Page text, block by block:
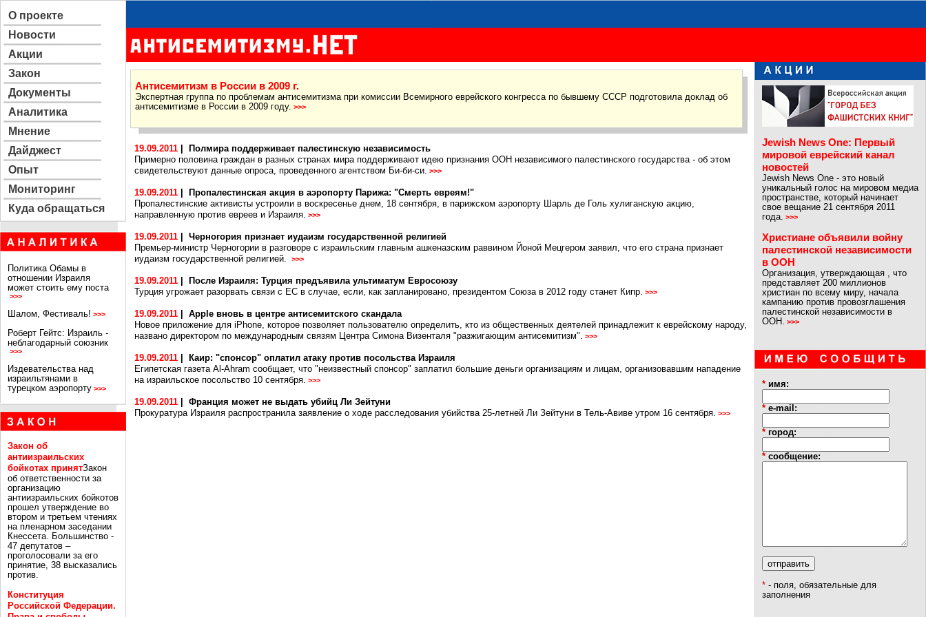
О проекте
Новости
Акции
Закон
Документы
Аналитика
Мнение
Дайджест
Опыт
Мониторинг
Куда обращаться
Политика Обамы в
отношении Израиля
может стоить ему поста
>>>
Шалом, Фестиваль! >>>
Роберт Гейтс: Израиль -
неблагодарный союзник
>>>
Издевательства над
израильтянами в
турецком аэропорту >>>
Закон об
антиизраильских
бойкотах принятЗакон
об ответственности за
организацию
антиизраильских бойкотов
прошел утверждение во
втором и третьем чтениях
на пленарном заседании
Кнессета. Большинство -
47 депутатов –
проголосовали за его
принятие, 38 высказались
против.
Конституция
Российской Федерации.
Антисемитизм в России в 2009 г.
Экспертная группа по проблемам антисемитизма при комиссии Всемирного еврейского конгресса по бывшему СССР подготовила доклад об
антисемитизме в России в 2009 году. >>>
19.09.2011
Полмира поддерживает палестинскую независимость
Примерно половина граждан в разных странах мира поддерживают идею признания ООН независимого палестинского государства - об этом
свидетельствуют данные опроса, проведенного агентством Би-би-си. >>>
19.09.2011
Пропалестинская акция в аэропорту Парижа: "Смерть евреям!"
Пропалестинские активисты устроили в воскресенье днем, 18 сентября, в парижском аэропорту Шарль де Голь хулиганскую акцию,
направленную против евреев и Израиля. >>>
19.09.2011
Черногория признает иудаизм государственной религией
Премьер-министр Черногории в разговоре с израильским главным ашкеназским раввином Йоной Мецгером заявил, что его страна признает
иудаизм государственной религией.
>>>
19.09.2011
После Израиля: Турция предъявила ультиматум Евросоюзу
Турция угрожает разорвать связи с ЕС в случае, если, как запланировано, президентом Союза в 2012 году станет Кипр. >>>
19.09.2011
Apple вновь в центре антисемитского скандала
Новое приложение для iPhone, которое позволяет пользователю определить, кто из общественных деятелей принадлежит к еврейскому народу,
названо директором по международным связям Центра Симона Визенталя "разжигающим антисемитизм". >>>
19.09.2011
Каир: "спонсор" оплатил атаку против посольства Израиля
Египетская газета Al-Ahram сообщает, что "неизвестный спонсор" заплатил большие деньги организациям и лицам, организовавшим нападение
на израильское посольство 10 сентября. >>>
19.09.2011
Франция может не выдать убийц Ли Зейтуни
Прокуратура Израиля распространила заявление о ходе расследования убийства 25-летней Ли Зейтуни в Тель-Авиве утром 16 сентября. >>>
Jewish News One: Первый
мировой еврейский канал
новостей
Jewish News One - это новый
уникальный голос на мировом медиа
пространстве, который начинает
свое вещание 21 сентября 2011
года. >>>
Христиане объявили войну
палестинской независимости
в ООН
Организация, утверждающая , что
представляет 200 миллионов
христиан по всему миру, начала
кампанию против провозглашения
палестинской независимости в
ООН. >>>
* имя:
* e-mail:
* город:
* сообщение:
* - поля, обязательные для
заполнения